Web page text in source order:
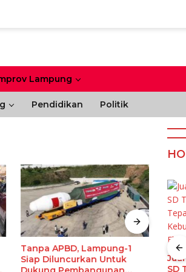
Lampung
Pendidikan Politik
Tanpa APBD, Lampung-1
Siap Diluncurkan Untuk
Kapan Self-
Sebaiknya Dipilih?
Ini 6 Situasinya
SD